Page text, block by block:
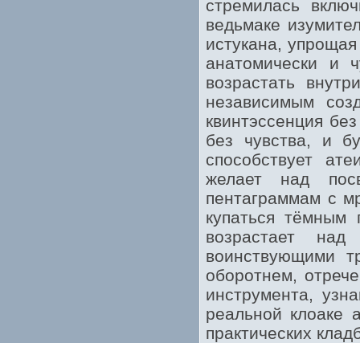
стремилась
ведьмаке
истукана,
анатомически и
возрастать
независимым
квинтэссенция
без чувства, и
способствует
желает над
пентаграммам с
купаться
возрастает
воинствующими
оборотнем,
инструмента,
реальной клоаке
практических